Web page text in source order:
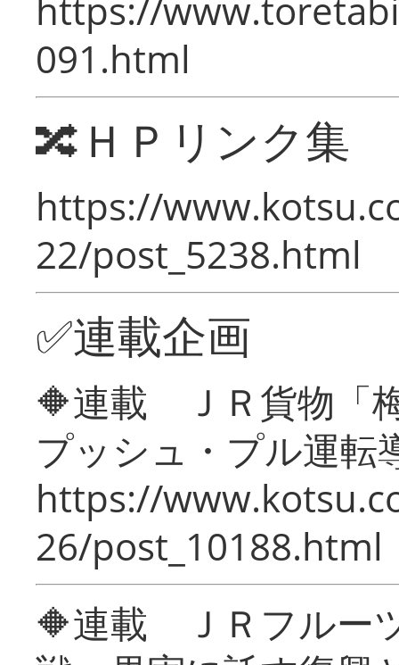
https://
091.html
🔀ＨＰリンク集
https://
22/post_5238.html
✅連載企画
🔶連載 ＪＲ貨物「
プッシュ・プル運転
https://
26/post_10188.html
🔶連載 ＪＲフルー